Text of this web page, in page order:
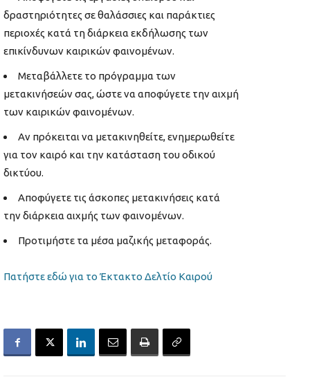
δραστηριότητες σε θαλάσσιες και παράκτιες
περιοχές κατά τη διάρκεια εκδήλωσης των
επικίνδυνων καιρικών φαινομένων.
Μεταβάλλετε το πρόγραμμα των
μετακινήσεών σας, ώστε να αποφύγετε την αιχμή
των καιρικών φαινομένων.
Αν πρόκειται να μετακινηθείτε, ενημερωθείτε
για τον καιρό και την κατάσταση του οδικού
δικτύου.
Αποφύγετε τις άσκοπες μετακινήσεις κατά
την διάρκεια αιχμής των φαινομένων.
Προτιμήστε τα μέσα μαζικής μεταφοράς.
Πατήστε εδώ για το Έκτακτο Δελτίο Καιρού